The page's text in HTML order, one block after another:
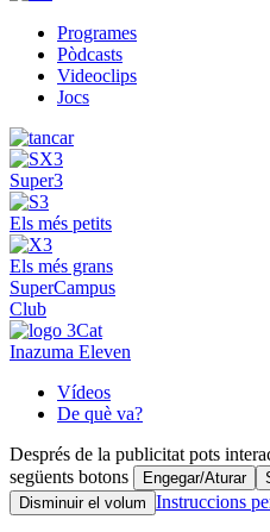
Programes
Pòdcasts
Videoclips
Jocs
Super3
Els més petits
Els més grans
SuperCampus
Club
Inazuma Eleven
Vídeos
De què va?
Després de la publicitat pots
següents botons
Engegar/Aturar
Disminuir el volum Instruccions